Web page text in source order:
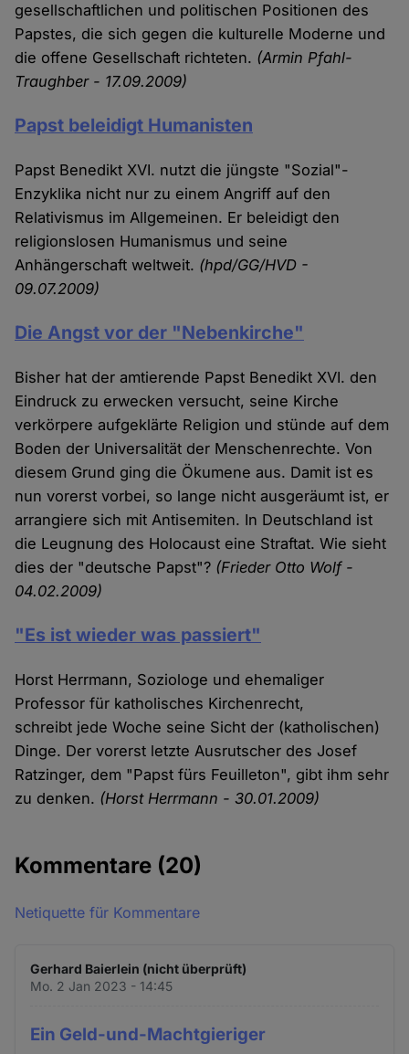
gesellschaftlichen und politischen Positionen des
Papstes, die sich gegen die kulturelle Moderne und
die offene Gesellschaft richteten. (Armin Pfahl-
Traughber - 17.09.2009)
Papst beleidigt Humanisten
Papst Benedikt XVI. nutzt die jüngste "Sozial"-
Enzyklika nicht nur zu einem Angriff auf den
Relativismus im Allgemeinen. Er beleidigt den
religionslosen Humanismus und seine
Anhängerschaft weltweit. (hpd/GG/HVD -
09.07.2009)
Die Angst vor der "Nebenkirche"
Bisher hat der amtierende Papst Benedikt XVI. den
Eindruck zu erwecken versucht, seine Kirche
verkörpere aufgeklärte Religion und stünde auf dem
Boden der Universalität der Menschenrechte. Von
diesem Grund ging die Ökumene aus. Damit ist es
nun vorerst vorbei, so lange nicht ausgeräumt ist, er
arrangiere sich mit Antisemiten. In Deutschland ist
die Leugnung des Holocaust eine Straftat. Wie sieht
dies der "deutsche Papst"? (Frieder Otto Wolf -
04.02.2009)
"Es ist wieder was passiert"
Horst Herrmann, Soziologe und ehemaliger
Professor für katholisches Kirchenrecht,
schreibt jede Woche seine Sicht der (katholischen)
Dinge. Der vorerst letzte Ausrutscher des Josef
Ratzinger, dem "Papst fürs Feuilleton", gibt ihm sehr
zu denken. (Horst Herrmann - 30.01.2009)
Kommentare (20)
Netiquette für Kommentare
Gerhard Baierlein (nicht überprüft)
Mo. 2 Jan 2023 - 14:45
Ein Geld-und-Machtgieriger